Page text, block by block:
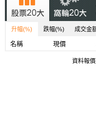
升幅(%) 跌幅(%) 成交金
名稱 現價
資料報